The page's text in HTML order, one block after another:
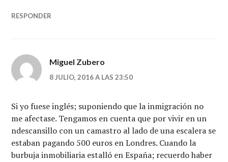
RESPONDER
Miguel Zubero
8 JULIO, 2016 A LAS 23:50
Si yo fuese inglés; suponiendo que la inmigración no
me afectase. Tengamos en cuenta que por vivir en un
ndescansillo con un camastro al lado de una escalera se
estaban pagando 500 euros en Londres. Cuando la
burbuja inmobiliaria estalló en España; recuerdo haber